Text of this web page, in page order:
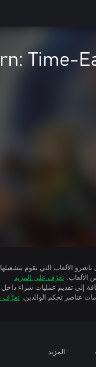
Time-
الألعاب. تعرّف على المزيد
إلى تقديم عمليات شراء داخل
عناصر تحكم الوالدين. تعرّف
المزيد